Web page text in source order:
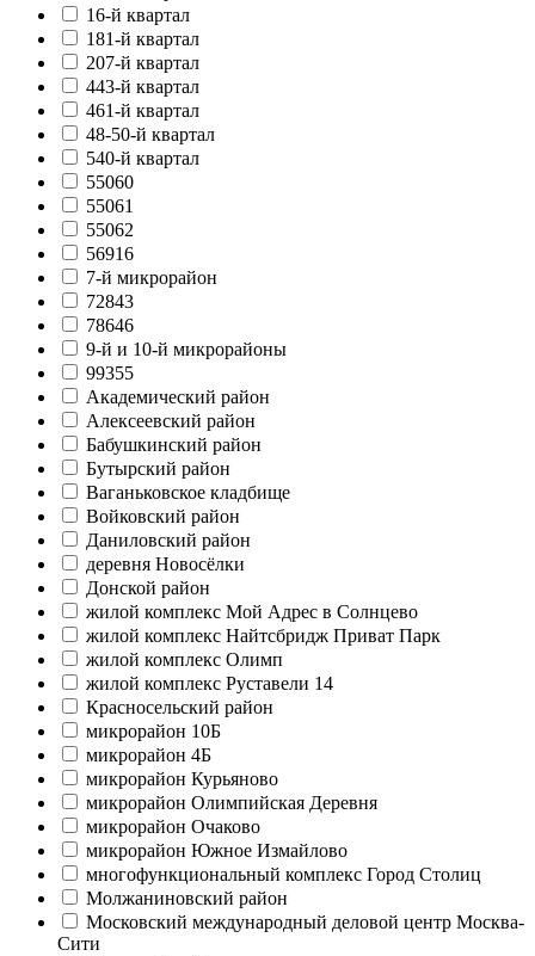
16-й квартал
181-й квартал
207-й квартал
443-й квартал
461-й квартал
48-50-й квартал
540-й квартал
55060
55061
55062
56916
7-й микрорайон
72843
78646
9-й и 10-й микрорайоны
99355
Академический район
Алексеевский район
Бабушкинский район
Бутырский район
Ваганьковское кладбище
Войковский район
Даниловский район
деревня Новосёлки
Донской район
жилой комплекс Мой Адрес в Солнцево
жилой комплекс Найтсбридж Приват Парк
жилой комплекс Олимп
жилой комплекс Руставели 14
Красносельский район
микрорайон 10Б
микрорайон 4Б
микрорайон Курьяново
микрорайон Олимпийская Деревня
микрорайон Очаково
микрорайон Южное Измайлово
многофункциональный комплекс Город Столиц
Молжаниновский район
Московский международный деловой центр Москва-
Сити